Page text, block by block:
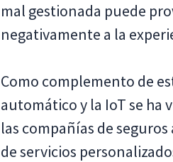
mal gestionada puede
negativamente a la
Como complemento de
automático y la IoT se ha
las compañías de
de servicios